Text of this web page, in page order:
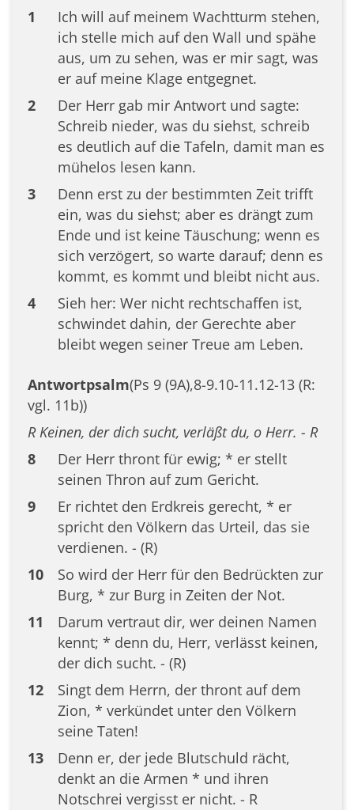
1
Ich will auf meinem Wachtturm stehen,
ich stelle mich auf den Wall und spähe
aus, um zu sehen, was er mir sagt, was
er auf meine Klage entgegnet.
2
Der Herr gab mir Antwort und sagte:
Schreib nieder, was du siehst, schreib
es deutlich auf die Tafeln, damit man es
mühelos lesen kann.
3
Denn erst zu der bestimmten Zeit trifft
ein, was du siehst; aber es drängt zum
Ende und ist keine Täuschung; wenn es
sich verzögert, so warte darauf; denn es
kommt, es kommt und bleibt nicht aus.
4
Sieh her: Wer nicht rechtschaffen ist,
schwindet dahin, der Gerechte aber
bleibt wegen seiner Treue am Leben.
Antwortpsalm(Ps 9 (9A),8-9.10-11.12-13 (R:
vgl. 11b))
R Keinen, der dich sucht, verläßt du, o Herr. - R
8
Der Herr thront für ewig; * er stellt
seinen Thron auf zum Gericht.
9
Er richtet den Erdkreis gerecht, * er
spricht den Völkern das Urteil, das sie
verdienen. - (R)
10
So wird der Herr für den Bedrückten zur
Burg, * zur Burg in Zeiten der Not.
11
Darum vertraut dir, wer deinen Namen
kennt; * denn du, Herr, verlässt keinen,
der dich sucht. - (R)
12
Singt dem Herrn, der thront auf dem
Zion, * verkündet unter den Völkern
seine Taten!
13
Denn er, der jede Blutschuld rächt,
denkt an die Armen * und ihren
Notschrei vergisst er nicht. - R